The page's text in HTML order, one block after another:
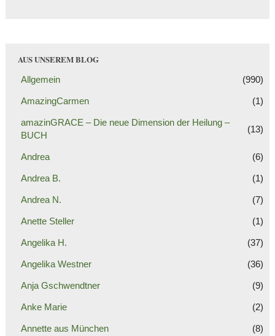
AUS UNSEREM BLOG
Allgemein (990)
AmazingCarmen (1)
amazinGRACE – Die neue Dimension der Heilung –
BUCH
(13)
Andrea (6)
Andrea B. (1)
Andrea N. (7)
Anette Steller (1)
Angelika H. (37)
Angelika Westner (36)
Anja Gschwendtner (9)
Anke Marie (2)
Annette aus München (8)